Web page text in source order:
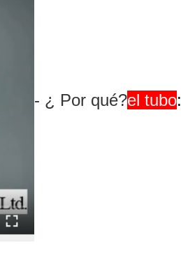
- ¿ Por qué?el tubo: